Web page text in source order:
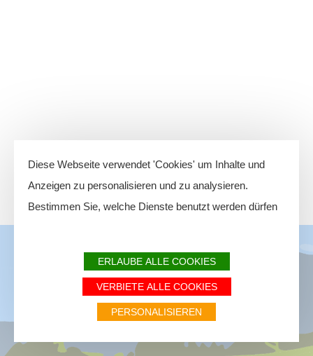
Diese Webseite verwendet 'Cookies' um Inhalte und
Anzeigen zu personalisieren und zu analysieren.
Bestimmen Sie, welche Dienste benutzt werden dürfen
ERLAUBE ALLE COOKIES
VERBIETE ALLE COOKIES
PERSONALISIEREN